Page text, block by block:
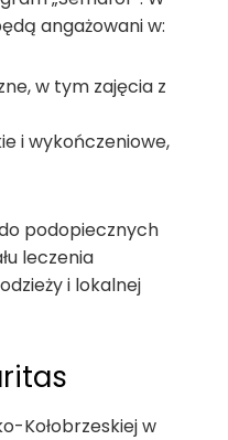
angażowani w:
w tym zajęcia z
i wykończeniowe,
podopiecznych
leczenia
i lokalnej
Kołobrzeskiej w